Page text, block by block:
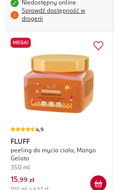
Niedostępny online
Sprawdź dostępność w
drogerii
MEGA!
4,9
FLUFF
peeling do mycia ciała, Mango
Gelato
350 ml
15,99 zł
100 ml = 4,57 zł